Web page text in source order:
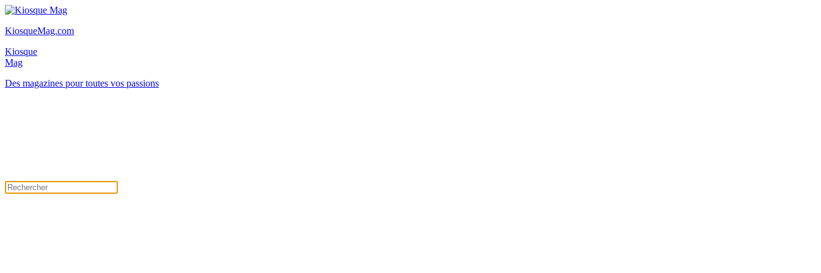
KiosqueMag.com
Kiosque
Mag
Des magazines pour toutes vos passions